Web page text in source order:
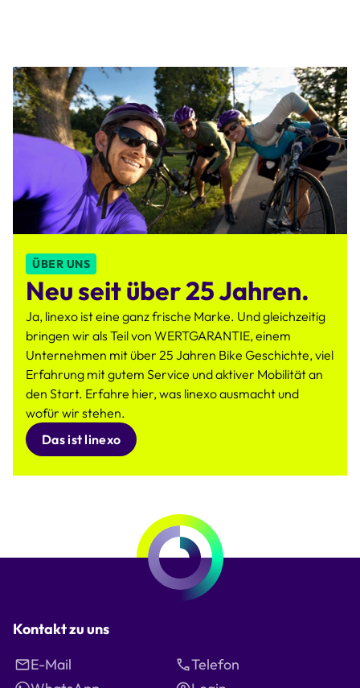
ÜBER UNS
Neu seit über 25 Jahren.
Ja, linexo ist eine ganz frische Marke. Und gleichzeitig
bringen wir als Teil von WERTGARANTIE, einem
Unternehmen mit über 25 Jahren Bike Geschichte, viel
Erfahrung mit gutem Service und aktiver Mobilität an
den Start. Erfahre hier, was linexo ausmacht und
wofür wir stehen.
Das ist linexo
Kontakt zu uns
E-Mail
Telefon